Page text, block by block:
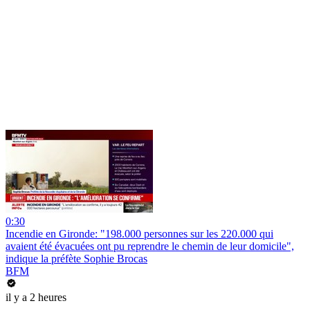
0:30
Incendie en Gironde: "198.000 personnes sur les 220.000 qui
avaient été évacuées ont pu reprendre le chemin de leur domicile",
indique la préfète Sophie Brocas
BFM
il y a 2 heures